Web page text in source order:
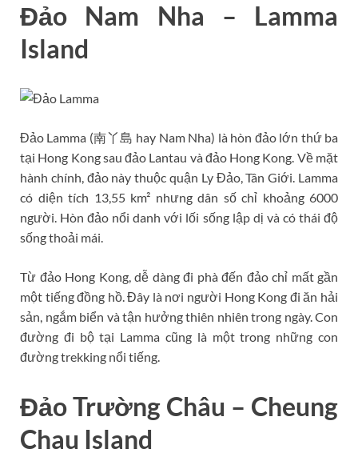
Đảo Nam Nha – Lamma
Island
Đảo Lamma (南丫島 hay Nam Nha) là hòn đảo lớn thứ ba
tại Hong Kong sau đảo Lantau và đảo Hong Kong. Về mặt
hành chính, đảo này thuộc quận Ly Đảo, Tân Giới. Lamma
có diện tích 13,55 km² nhưng dân số chỉ khoảng 6000
người. Hòn đảo nổi danh với lối sống lập dị và có thái độ
sống thoải mái.
Từ đảo Hong Kong, dễ dàng đi phà đến đảo chỉ mất gần
một tiếng đồng hồ. Đây là nơi người Hong Kong đi ăn hải
sản, ngắm biển và tận hưởng thiên nhiên trong ngày. Con
đường đi bộ tại Lamma cũng là một trong những con
đường trekking nổi tiếng.
Đảo Trường Châu – Cheung
Chau Island